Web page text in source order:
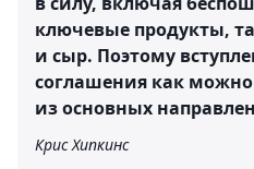
ключевые продукты,
и сыр. Поэтому
соглашения как
из основных
Крис Хипкинс